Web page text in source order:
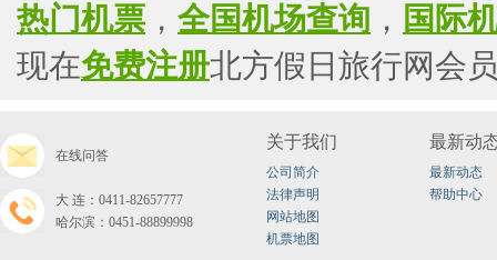
热门机票 ， 全国机场查询 ， 国际
现在免费注册北方假日旅行网会
在线问答
大连：0411-82657777
哈尔滨：0451-88899998
关于我们
公司简介
法律声明
网站地图
机票地图
最新动
最新动态
帮助中心